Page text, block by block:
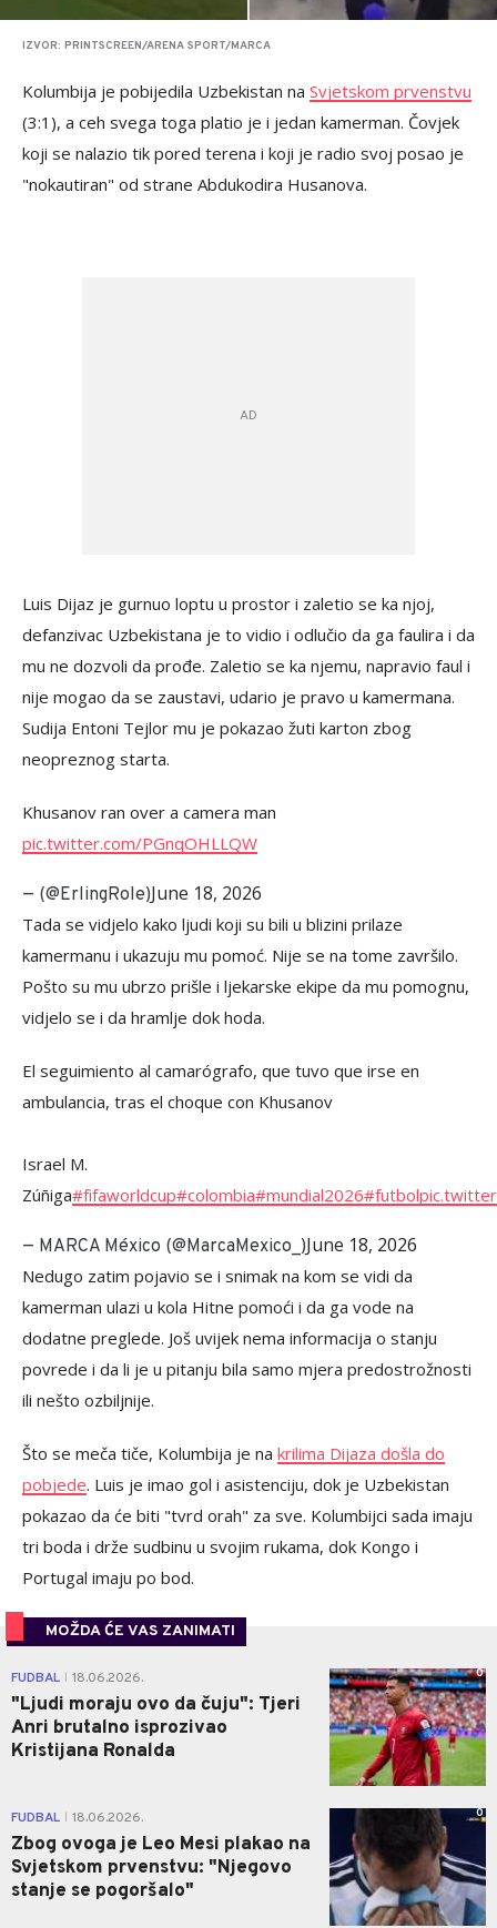
IZVOR: PRINTSCREEN/ARENA SPORT/MARCA
Kolumbija je pobijedila Uzbekistan na Svjetskom prvenstvu
(3:1), a ceh svega toga platio je i jedan kamerman. Čovjek
koji se nalazio tik pored terena i koji je radio svoj posao je
"nokautiran" od strane Abdukodira Husanova.
Luis Dijaz je gurnuo loptu u prostor i zaletio se ka njoj,
defanzivac Uzbekistana je to vidio i odlučio da ga faulira i da
mu ne dozvoli da prođe. Zaletio se ka njemu, napravio faul i
nije mogao da se zaustavi, udario je pravo u kamermana.
Sudija Entoni Tejlor mu je pokazao žuti karton zbog
neopreznog starta.
Khusanov ran over a camera man
pic.twitter.com/PGnqOHLLQW
— (@ErlingRoIe)June 18, 2026
Tada se vidjelo kako ljudi koji su bili u blizini prilaze
kamermanu i ukazuju mu pomoć. Nije se na tome završilo.
Pošto su mu ubrzo prišle i ljekarske ekipe da mu pomognu,
vidjelo se i da hramlje dok hoda.
El seguimiento al camarógrafo, que tuvo que irse en
ambulancia, tras el choque con Khusanov
Israel M.
Zúñiga#fifaworldcup#colombia#mundial2026#futbol
— MARCA México (@MarcaMexico_)June 18, 2026
Nedugo zatim pojavio se i snimak na kom se vidi da
kamerman ulazi u kola Hitne pomoći i da ga vode na
dodatne preglede. Još uvijek nema informacija o stanju
povrede i da li je u pitanju bila samo mjera predostrožnosti
ili nešto ozbiljnije.
Što se meča tiče, Kolumbija je na krilima Dijaza došla do
pobjede. Luis je imao gol i asistenciju, dok je Uzbekistan
pokazao da će biti "tvrd orah" za sve. Kolumbijci sada imaju
tri boda i drže sudbinu u svojim rukama, dok Kongo i
Portugal imaju po bod.
MOŽDA ĆE VAS ZANIMATI
FUDBAL 18.06.2026.
"Ljudi moraju ovo da čuju": Tjeri
Anri brutalno isprozivao
Kristijana Ronalda
0
FUDBAL 18.06.2026.
Zbog ovoga je Leo Mesi plakao na
Svjetskom prvenstvu: "Njegovo
stanje se pogoršalo"
0